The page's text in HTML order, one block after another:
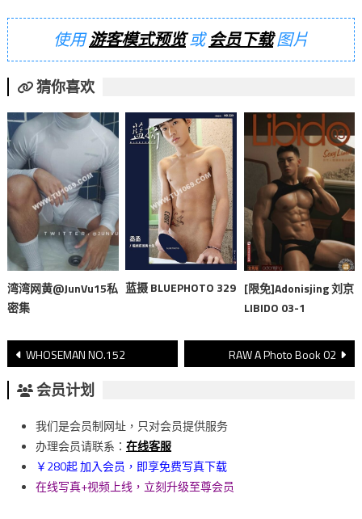
使用游客模式预览或会员下载图片
猜你喜欢
湾湾网黄@JunVu15私
密集
蓝摄 BLUEPHOTO 329 [限免]Adonisjing 刘京
LIBIDO 03-1
文
章
導
覽
WHOSEMAN NO.152 RAW A Photo Book 02
会员计划
我们是会员制网址，只对会员提供服务
办理会员请联系： 在线客服
￥280起 加入会员，即享免费写真下载
在线写真+视频上线，立刻升级至尊会员